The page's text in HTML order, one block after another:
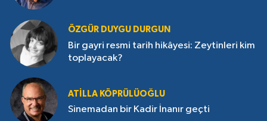
ÖZGÜR DUYGU DURGUN
Bir gayri resmi tarih hikâyesi: Zeytinleri kim
toplayacak?
ATILLA KÖPRÜLÜOĞLU
Sinemadan bir Kadir İnanır geçti